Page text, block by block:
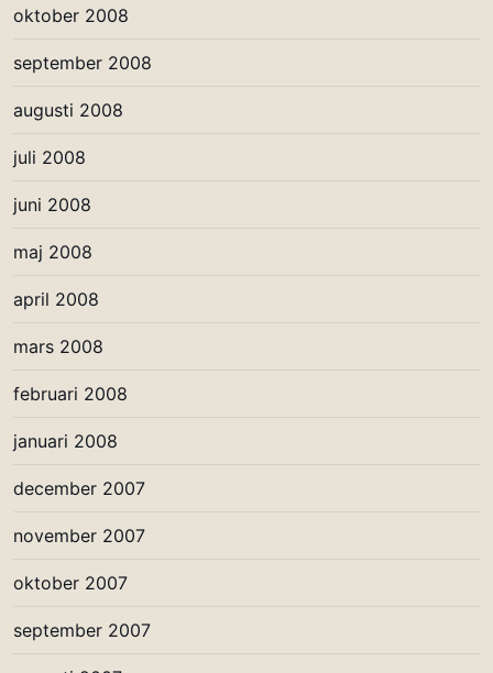
oktober 2008
september 2008
augusti 2008
juli 2008
juni 2008
maj 2008
april 2008
mars 2008
februari 2008
januari 2008
december 2007
november 2007
oktober 2007
september 2007